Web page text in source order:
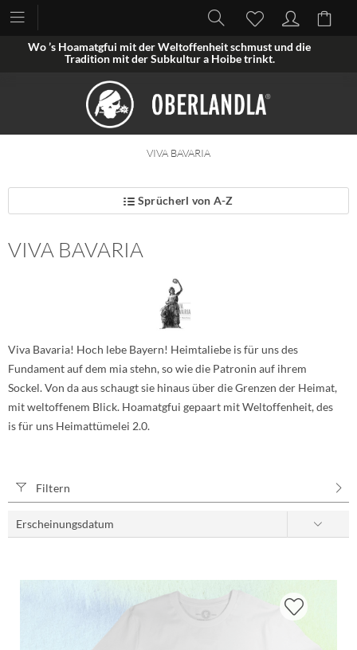
Wo ’s Hoamatgfui mit der Weltoffenheit schmust und die
Tradition mit der Subkultur a Hoibe trinkt.
VIVA BAVARIA
Sprücherl von A-Z
VIVA BAVARIA
Viva Bavaria! Hoch lebe Bayern! Heimtaliebe is für uns des
Fundament auf dem mia stehn, so wie die Patronin auf ihrem
Sockel. Von da aus schaugt sie hinaus über die Grenzen der Heimat,
mit weltoffenem Blick. Hoamatgfui gepaart mit Weltoffenheit, des
is für uns Heimattümelei 2.0.
Filtern